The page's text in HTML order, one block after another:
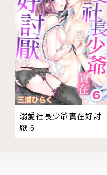
溺愛社長少爺實在好討
厭 6